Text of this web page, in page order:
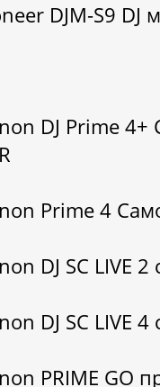
DJM-S9 DJ
DJ Prime 4+
Prime 4
DJ SC LIVE
DJ SC LIVE
PRIME GO